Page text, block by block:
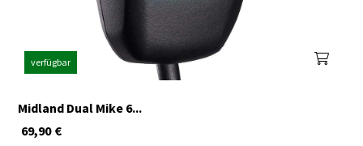
verfügbar
Midland Dual Mike 6...
€
69,90